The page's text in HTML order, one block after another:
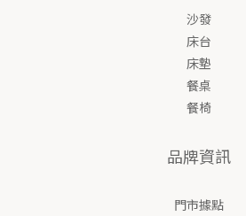
沙發
床台
床墊
餐桌
餐椅
品牌資訊
門市據點